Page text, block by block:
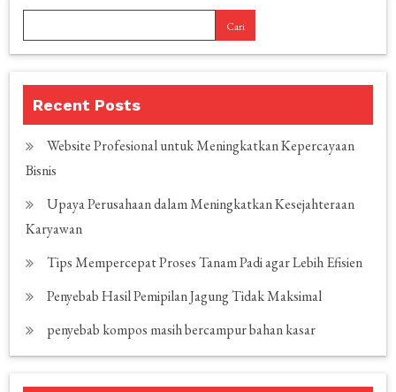
Cari
Recent Posts
Website Profesional untuk Meningkatkan Kepercayaan
Bisnis
Upaya Perusahaan dalam Meningkatkan Kesejahteraan
Karyawan
Tips Mempercepat Proses Tanam Padi agar Lebih Efisien
Penyebab Hasil Pemipilan Jagung Tidak Maksimal
penyebab kompos masih bercampur bahan kasar